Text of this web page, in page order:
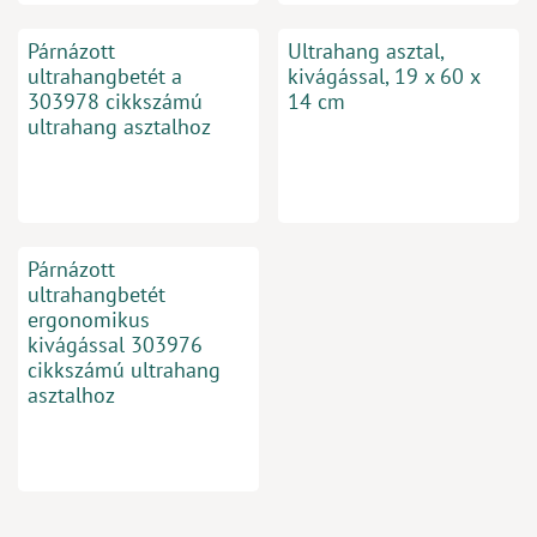
Párnázott
ultrahangbetét a
303978 cikkszámú
ultrahang asztalhoz
Ultrahang asztal,
kivágással, 19 x 60 x
14 cm
Párnázott
ultrahangbetét
ergonomikus
kivágással 303976
cikkszámú ultrahang
asztalhoz